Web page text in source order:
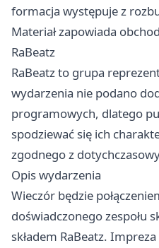
formacja występuje z
Materiał zapowiada
RaBeatz
RaBeatz to grupa
wydarzenia nie podano
programowych, dlatego
spodziewać się ich
zgodnego z
Opis wydarzenia
Wieczór będzie
doświadczonego zespołu
składem RaBeatz.